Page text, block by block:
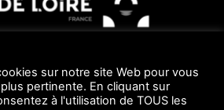
le soutien du Conseil Départemental par
sur notre site Web pour vous
pertinente. En cliquant sur
à l'utilisation de TOUS les